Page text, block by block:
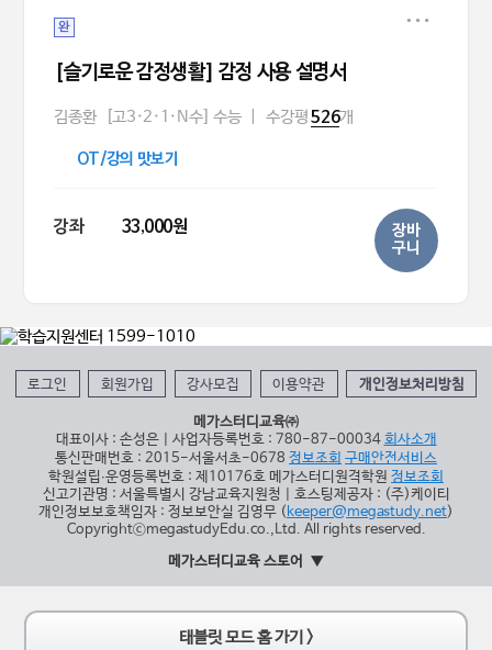
완
[슬기로운 감정생활] 감정 사용 설명서
김종환 [고3·2·1·N수] 수능 수강평526개
OT/강의 맛보기
강좌 33,000원
장바
구니
로그인 회원가입 강사모집 이용약관 개인정보처리방침
메가스터디교육㈜
대표이사 : 손성은 | 사업자등록번호 : 780-87-00034 회사소개
통신판매번호 : 2015-서울서초-0678 정보조회 구매안전서비스
학원설립∙운영등록번호 : 제10176호 메가스터디원격학원 정보조회
신고기관명 : 서울특별시 강남교육지원청 | 호스팅제공자 : (주)케이티
개인정보보호책임자 : 정보보안실 김영무 ( keeper@megastudy.net)
CopyrightⓒmegastudyEdu.co.,Ltd. All rights reserved.
메가스터디교육 스토어
태블릿 모드 홈 가기 >